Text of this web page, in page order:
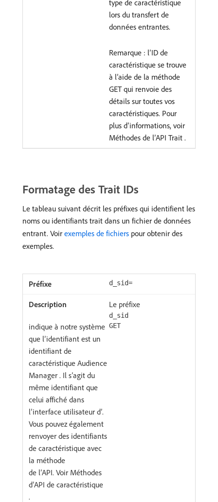
type de caractéristique
lors du transfert de
données entrantes.
Remarque : l’ID de
caractéristique se trouve
à l’aide de la méthode
GET qui renvoie des
détails sur toutes vos
caractéristiques. Pour
plus d’informations, voir
Méthodes de l’API Trait .
Formatage des Trait IDs
Le tableau suivant décrit les préfixes qui identifient les
noms ou identifiants trait dans un fichier de données
entrant. Voir exemples de fichiers pour obtenir des
exemples.
d_sid=
Le préfixe
d_sid
indique à notre système
que l’identifiant est un
identifiant de
caractéristique Audience
Manager . Il s’agit du
même identifiant que
celui affiché dans
l’interface utilisateur d’.
Vous pouvez également
renvoyer des identifiants
de caractéristique avec
la méthode
GET
de l’API. Voir Méthodes
d’API de caractéristique
.